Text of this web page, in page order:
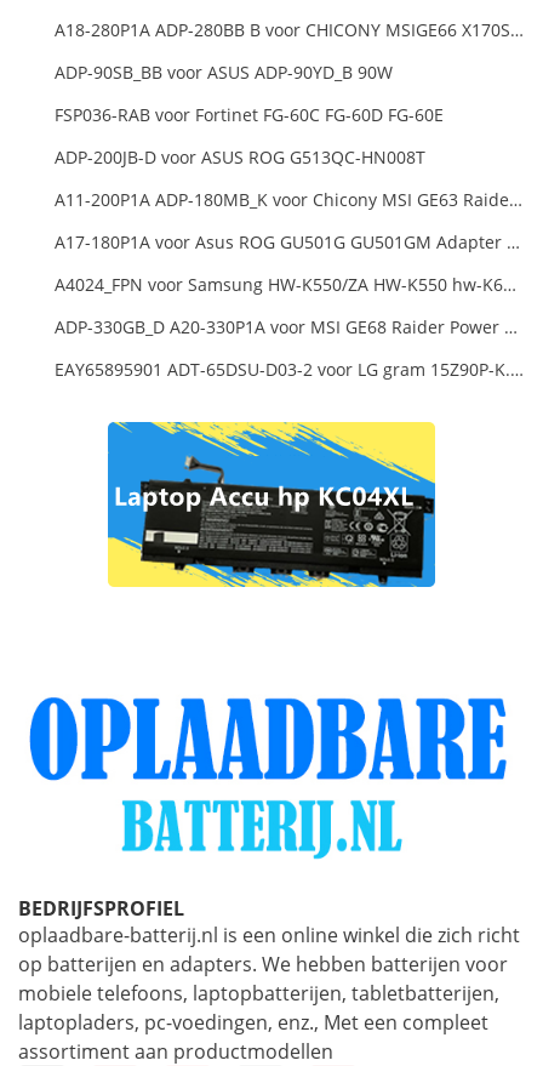
A18-280P1A ADP-280BB B voor CHICONY MSIGE66 X170SMG, MSI GE66 GE76
ADP-90SB_BB voor ASUS ADP-90YD_B 90W
FSP036-RAB voor Fortinet FG-60C FG-60D FG-60E
ADP-200JB-D voor ASUS ROG G513QC-HN008T
A11-200P1A ADP-180MB_K voor Chicony MSI GE63 Raider RGB 8RE-012US
A17-180P1A voor Asus ROG GU501G GU501GM Adapter Power Supply
A4024_FPN voor Samsung HW-K550/ZA HW-K550 hw-K650 Soundbar
ADP-330GB_D A20-330P1A voor MSI GE68 Raider Power Supply
EAY65895901 ADT-65DSU-D03-2 voor LG gram 15Z90P-K.ARB6U1 16T90P, LG gram 15Z90Q 16Z90Q 17Z90Q16Z95PD Series
BEDRIJFSPROFIEL
oplaadbare-batterij.nl is een online winkel die zich richt
op batterijen en adapters. We hebben batterijen voor
mobiele telefoons, laptopbatterijen, tabletbatterijen,
laptopladers, pc-voedingen, enz., Met een compleet
assortiment aan productmodellen